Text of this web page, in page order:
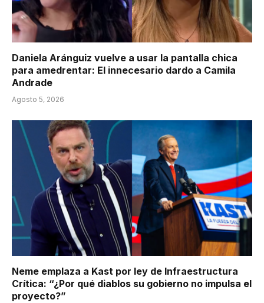
Daniela Aránguiz vuelve a usar la pantalla chica
para amedrentar: El innecesario dardo a Camila
Andrade
Agosto 5, 2026
Neme emplaza a Kast por ley de Infraestructura
Crítica: “¿Por qué diablos su gobierno no impulsa el
proyecto?”